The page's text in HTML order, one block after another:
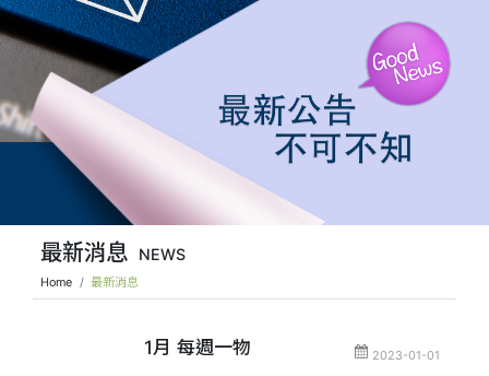
最新消息 NEWS
Home 最新消息
1月 每週一物 2023-01-01